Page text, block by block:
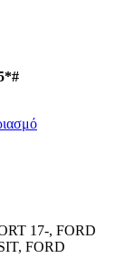
17-, FORD
FORD